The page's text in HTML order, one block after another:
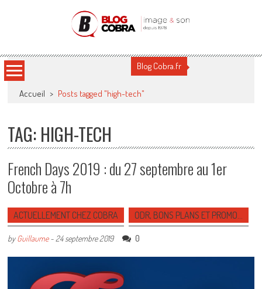
Blog Cobra
Blog Cobra.fr
Accueil > Posts tagged "high-tech"
TAG: HIGH-TECH
French Days 2019 : du 27 septembre au 1er
Octobre à 7h
ACTUELLEMENT CHEZ COBRA ODR, BONS PLANS ET PROMO…
byGuillaume- 24 septembre 2019 0